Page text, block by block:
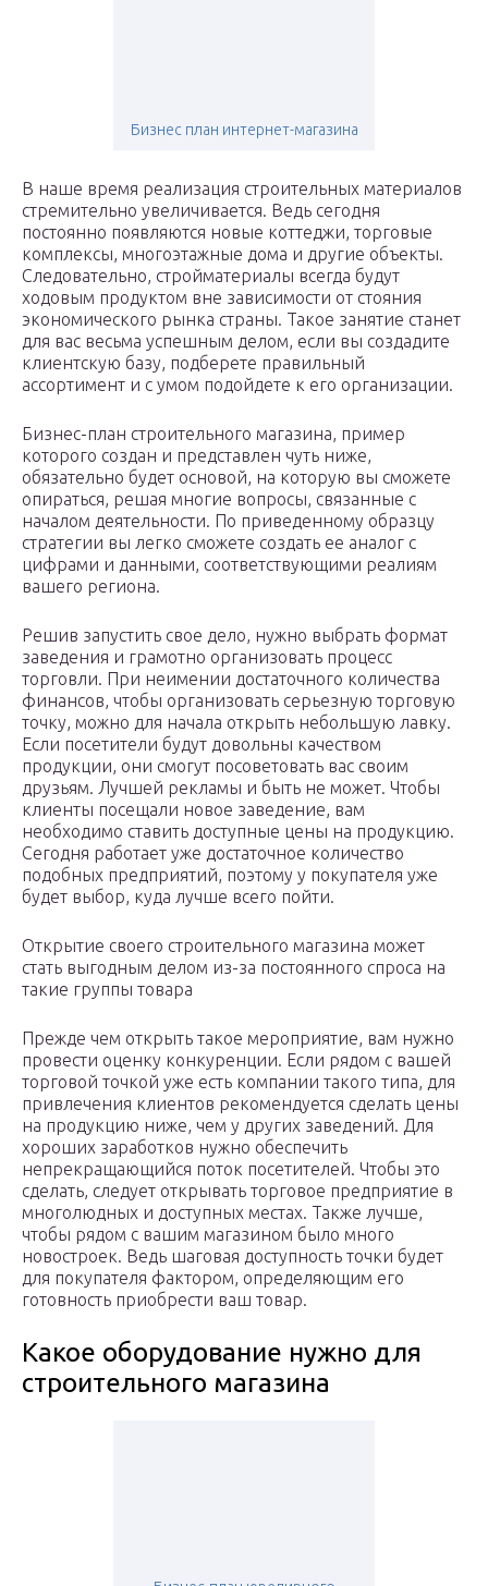
Бизнес план интернет-магазина
В наше время реализация строительных материалов
стремительно увеличивается. Ведь сегодня
постоянно появляются новые коттеджи, торговые
комплексы, многоэтажные дома и другие объекты.
Следовательно, стройматериалы всегда будут
ходовым продуктом вне зависимости от стояния
экономического рынка страны. Такое занятие станет
для вас весьма успешным делом, если вы создадите
клиентскую базу, подберете правильный
ассортимент и с умом подойдете к его организации.
Бизнес-план строительного магазина, пример
которого создан и представлен чуть ниже,
обязательно будет основой, на которую вы сможете
опираться, решая многие вопросы, связанные с
началом деятельности. По приведенному образцу
стратегии вы легко сможете создать ее аналог с
цифрами и данными, соответствующими реалиям
вашего региона.
Решив запустить свое дело, нужно выбрать формат
заведения и грамотно организовать процесс
торговли. При неимении достаточного количества
финансов, чтобы организовать серьезную торговую
точку, можно для начала открыть небольшую лавку.
Если посетители будут довольны качеством
продукции, они смогут посоветовать вас своим
друзьям. Лучшей рекламы и быть не может. Чтобы
клиенты посещали новое заведение, вам
необходимо ставить доступные цены на продукцию.
Сегодня работает уже достаточное количество
подобных предприятий, поэтому у покупателя уже
будет выбор, куда лучше всего пойти.
Открытие своего строительного магазина может
стать выгодным делом из-за постоянного спроса на
такие группы товара
Прежде чем открыть такое мероприятие, вам нужно
провести оценку конкуренции. Если рядом с вашей
торговой точкой уже есть компании такого типа, для
привлечения клиентов рекомендуется сделать цены
на продукцию ниже, чем у других заведений. Для
хороших заработков нужно обеспечить
непрекращающийся поток посетителей. Чтобы это
сделать, следует открывать торговое предприятие в
многолюдных и доступных местах. Также лучше,
чтобы рядом с вашим магазином было много
новостроек. Ведь шаговая доступность точки будет
для покупателя фактором, определяющим его
готовность приобрести ваш товар.
Какое оборудование нужно для
строительного магазина